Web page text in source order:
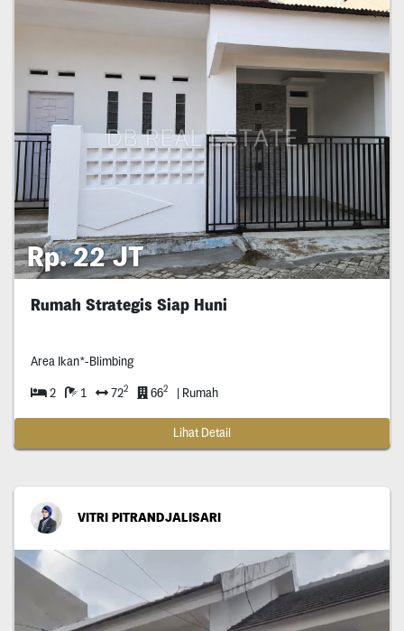
Rp. 22 JT
Rumah Strategis Siap Huni
Area Ikan*-Blimbing
2 1 722 662 | Rumah
Lihat Detail
VITRI PITRANDJALISARI